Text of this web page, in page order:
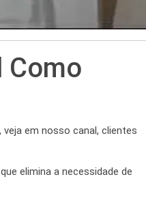
Como
em nosso canal, clientes
elimina a necessidade de